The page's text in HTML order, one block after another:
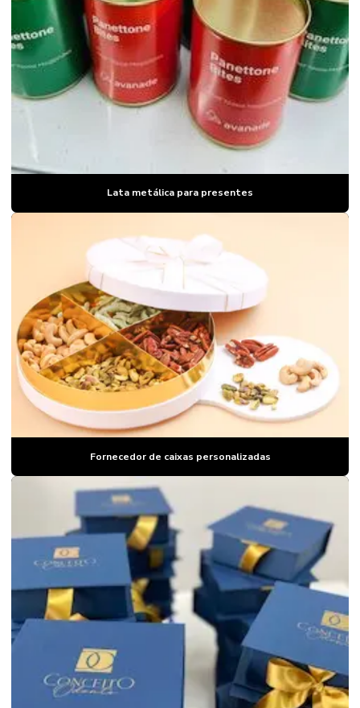
Lata metálica para presentes
Fornecedor de caixas personalizadas